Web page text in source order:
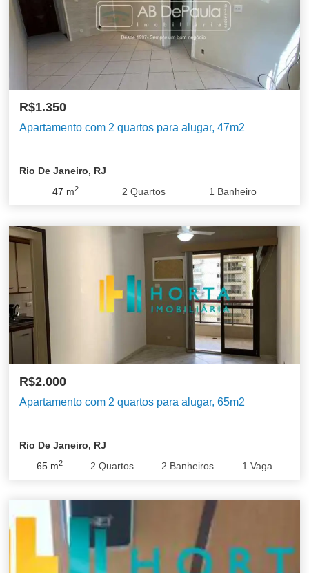
R$1.350
Apartamento com 2 quartos para alugar, 47m2
Rio De Janeiro, RJ
47 m2 2 Quartos 1 Banheiro
R$2.000
Apartamento com 2 quartos para alugar, 65m2
Rio De Janeiro, RJ
65 m2 2 Quartos 2 Banheiros 1 Vaga